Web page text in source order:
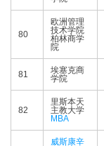
80
欧洲管理
技术学院
柏林商学
院
81
埃塞克商
学院
82
里斯本天
主教大学
MBA
威斯康辛